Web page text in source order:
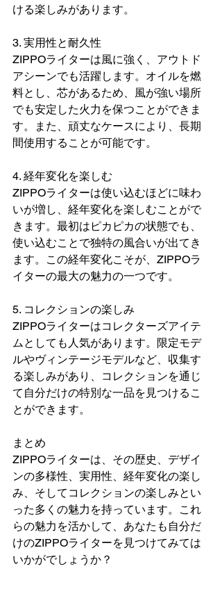
ける楽しみがあります。
3. 実用性と耐久性
ZIPPOライターは風に強く、アウトド
アシーンでも活躍します。オイルを燃
料とし、芯があるため、風が強い場所
でも安定した火力を保つことができま
す。また、頑丈なケースにより、長期
間使用することが可能です。
4. 経年変化を楽しむ
ZIPPOライターは使い込むほどに味わ
いが増し、経年変化を楽しむことがで
きます。最初はピカピカの状態でも、
使い込むことで独特の風合いが出てき
ます。この経年変化こそが、ZIPPOラ
イターの最大の魅力の一つです。
5. コレクションの楽しみ
ZIPPOライターはコレクターズアイテ
ムとしても人気があります。限定モデ
ルやヴィンテージモデルなど、収集す
る楽しみがあり、コレクションを通じ
て自分だけの特別な一品を見つけるこ
とができます。
まとめ
ZIPPOライターは、その歴史、デザイ
ンの多様性、実用性、経年変化の楽し
み、そしてコレクションの楽しみとい
った多くの魅力を持っています。これ
らの魅力を活かして、あなたも自分だ
けのZIPPOライターを見つけてみては
いかがでしょうか？